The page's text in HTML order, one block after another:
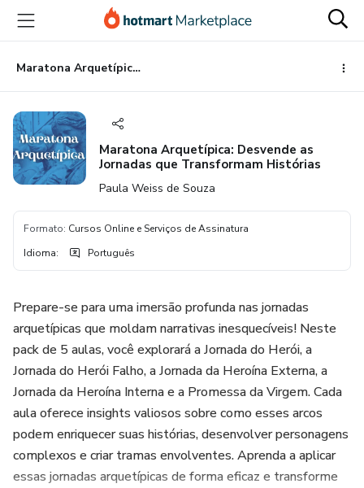
para
conteúdo
principal
para
pagamento
para
rodapé
Maratona Arquetípica: Desvende as Jornadas que Transformam Histórias
Maratona Arquetípica: Desvende as
Jornadas que Transformam Histórias
Paula Weiss de Souza
Formato: Cursos Online e Serviços de Assinatura
Idioma: Português
Prepare-se para uma imersão profunda nas jornadas
arquetípicas que moldam narrativas inesquecíveis! Neste
pack de 5 aulas, você explorará a Jornada do Herói, a
Jornada do Herói Falho, a Jornada da Heroína Externa, a
Jornada da Heroína Interna e a Promessa da Virgem. Cada
aula oferece insights valiosos sobre como esses arcos
podem enriquecer suas histórias, desenvolver personagens
complexos e criar tramas envolventes. Aprenda a aplicar
essas jornadas arquetípicas de forma eficaz e transforme